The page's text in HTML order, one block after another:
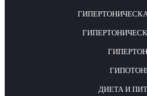
ДИЕТА И